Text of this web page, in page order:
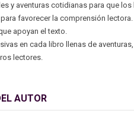
y aventuras cotidianas para que
favorecer la comprensión lectora.
apoyan el texto.
en cada libro llenas de
lectores.
AUTOR